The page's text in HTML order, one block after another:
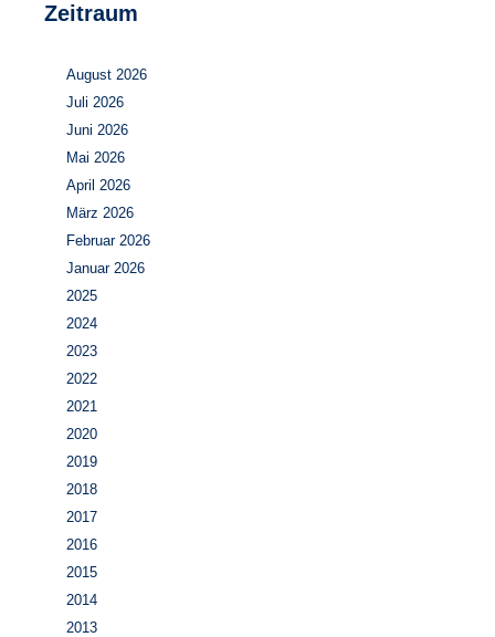
Zeitraum
August 2026
Juli 2026
Juni 2026
Mai 2026
April 2026
März 2026
Februar 2026
Januar 2026
2025
2024
2023
2022
2021
2020
2019
2018
2017
2016
2015
2014
2013